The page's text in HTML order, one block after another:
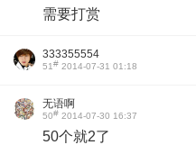
需要打赏
333355554
51# 2014-07-31 01:18
无语啊
50# 2014-07-30 16:37
50个就2了